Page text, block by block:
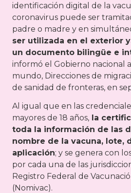
identificación digital de la
coronavirus puede ser
padre o madre y en
ser utilizada en el exterior
un documento bilingüe e
informó el Gobierno nacional
mundo, Direcciones de
de sanidad de fronteras, en
Al igual que en las
mayores de 18 años, la
toda la información de las
nombre de la vacuna, lote,
aplicación; y se genera con
por cada una de las
Registro Federal de
(Nomivac).